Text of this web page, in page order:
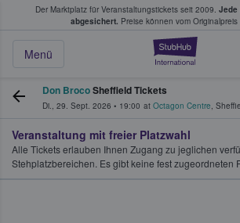
Der Marktplatz für Veranstaltungstickets seit 2009. Jede
abgesichert. Preise können vom
Menü
Tickets kaufen &
Don BrocoSheffield Tickets
Di., 29. Sept. 2026 • 19:00 at Octagon Centre,
Veranstaltung mit freier Platzwahl
Alle Tickets erlauben Ihnen Zugang zu jeglichen
Stehplatzbereichen. Es gibt keine fest zugeordneten